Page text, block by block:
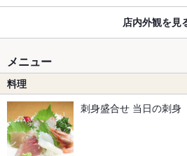
店内外観を見
メニュー
料理
刺身盛合せ 当日の刺身